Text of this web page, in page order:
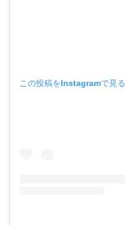
この投稿をInstagramで見る